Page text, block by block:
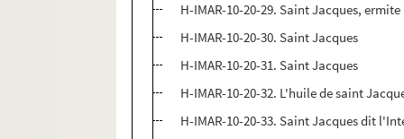
H-IMAR-10-20-29. Saint Jacques, ermite
H-IMAR-10-20-30. Saint Jacques
H-IMAR-10-20-31. Saint Jacques
H-IMAR-10-20-32. L'huile de saint
H-IMAR-10-20-33. Saint Jacques dit